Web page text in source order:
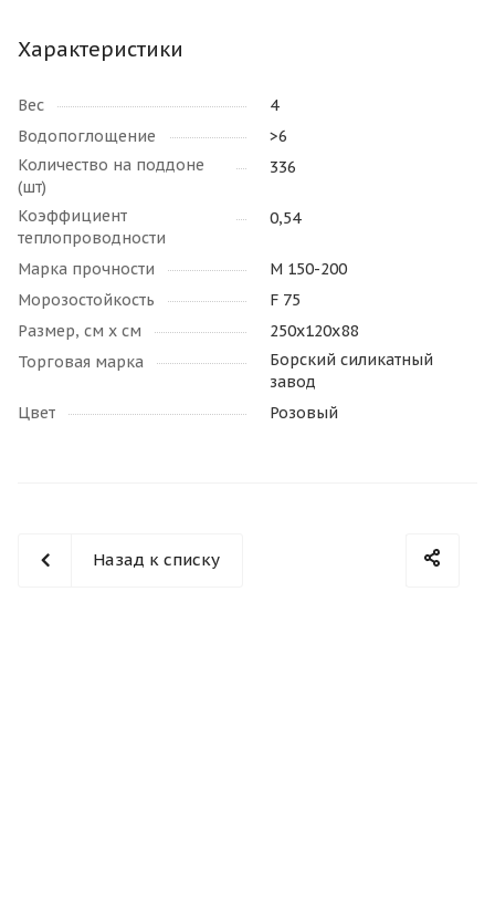
Характеристики
Вес
4
Водопоглощение
>6
Количество на поддоне
(шт)
336
Коэффициент
теплопроводности
0,54
Марка прочности
М 150-200
Морозостойкость
F 75
Размер, см х см
250х120х88
Торговая марка
Борский силикатный
завод
Цвет
Розовый
Назад к списку